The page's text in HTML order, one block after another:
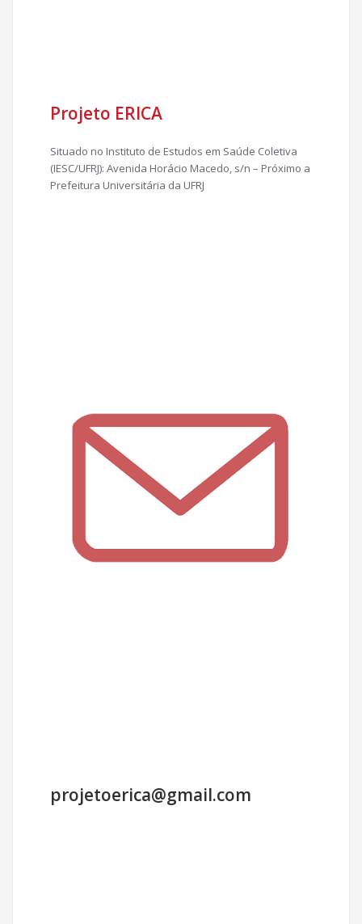
Projeto ERICA
Situado no Instituto de Estudos em Saúde Coletiva
(IESC/UFRJ): Avenida Horácio Macedo, s/n – Próximo a
Prefeitura Universitária da UFRJ
projetoerica@gmail.com